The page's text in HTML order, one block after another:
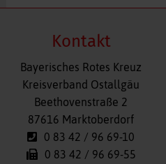
Kontakt
Bayerisches Rotes Kreuz
Kreisverband Ostallgäu
Beethovenstraße 2
87616 Marktoberdorf
0 83 42 / 96 69-10
0 83 42 / 96 69-55